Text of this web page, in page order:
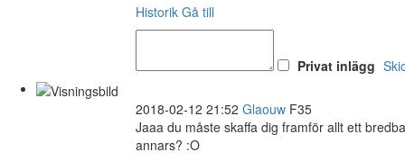
Historik Gå till
Privat inlägg
2018-02-12 21:52 Glaouw F35
Jaaa du måste skaffa dig framför allt ett
annars? :O